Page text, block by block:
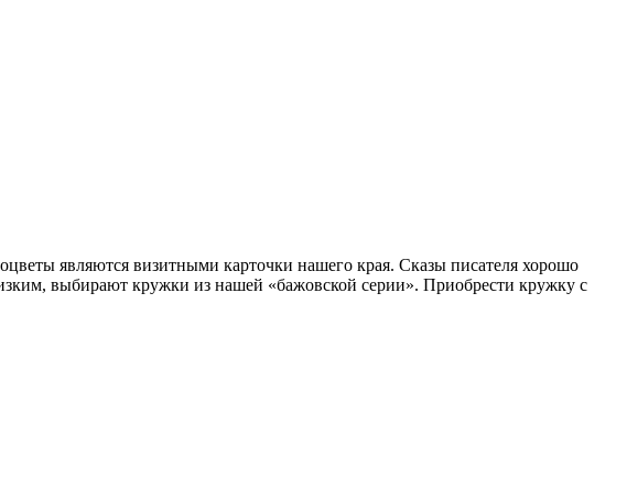
являются визитными карточки нашего края. Сказы писателя хорошо
выбирают кружки из нашей «бажовской серии». Приобрести кружку с